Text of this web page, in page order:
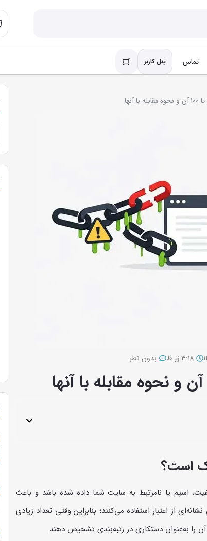
تماس پنل کاربر
3:18 ق.ظ بدون نظر
است؟
اسپم یا نامرتبط به سایت شما داده شده باشد و باعث
از اعتبار استفاده می‌کنند؛ بنابراین وقتی تعداد زیادی
را به‌عنوان دستکاری در رتبه‌بندی تشخیص دهند.